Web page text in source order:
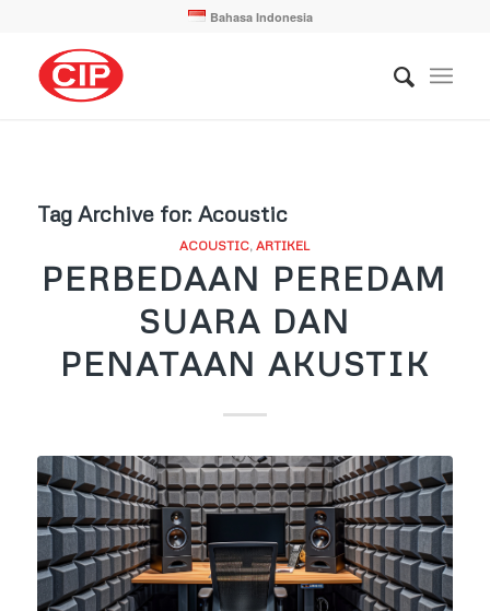
Bahasa Indonesia
Tag Archive for: Acoustic
ACOUSTIC,ARTIKEL
PERBEDAAN PEREDAM
SUARA DAN
PENATAAN AKUSTIK